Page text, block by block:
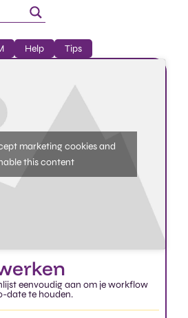
Help Tips
marketing cookies and
this content
eenvoudig aan om je workflow
date te houden.